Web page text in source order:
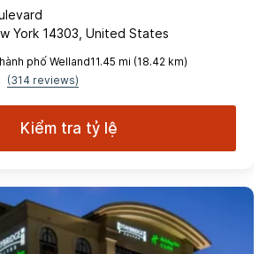
York 14303, United States
phố Welland11.45 mi (18.42 km)
(314 reviews)
Kiểm tra tỷ lệ